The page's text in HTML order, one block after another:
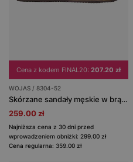
Cena z kodem FINAL20: 207.20 zł
WOJAS / 8304-52
Skórzane sandały męskie w brązowym wydaniu
259.00 zł
Najniższa cena z 30 dni przed
wprowadzeniem obniżki: 299.00 zł
Cena regularna: 359.00 zł